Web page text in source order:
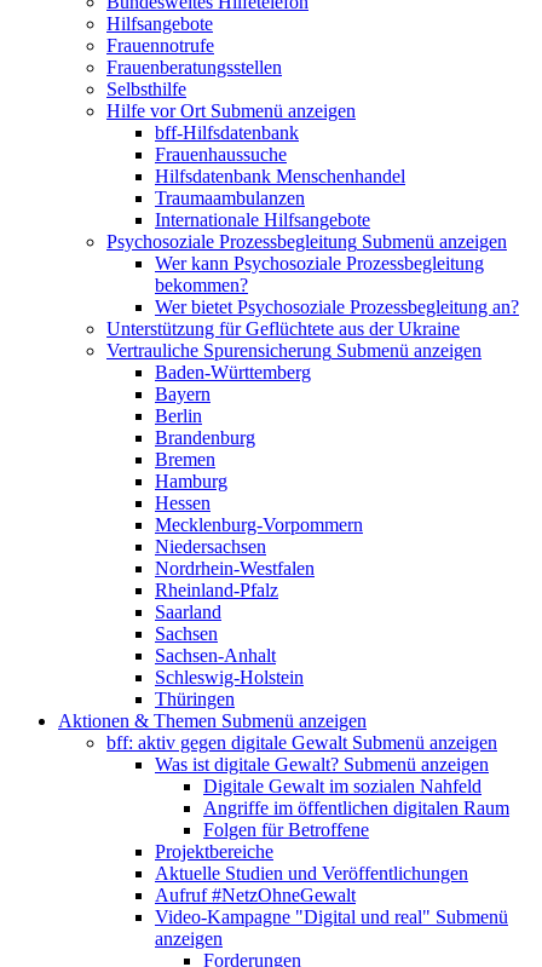
Hilfsangebote
Frauennotrufe
Frauenberatungsstellen
Selbsthilfe
Hilfe vor Ort Submenü anzeigen
bff-Hilfsdatenbank
Frauenhaussuche
Hilfsdatenbank Menschenhandel
Traumaambulanzen
Internationale Hilfsangebote
Psychosoziale Prozessbegleitung Submenü anzeigen
Wer kann Psychosoziale Prozessbegleitung
bekommen?
Wer bietet Psychosoziale Prozessbegleitung an?
Unterstützung für Geflüchtete aus der Ukraine
Vertrauliche Spurensicherung Submenü anzeigen
Baden-Württemberg
Bayern
Berlin
Brandenburg
Bremen
Hamburg
Hessen
Mecklenburg-Vorpommern
Niedersachsen
Nordrhein-Westfalen
Rheinland-Pfalz
Saarland
Sachsen
Sachsen-Anhalt
Schleswig-Holstein
Thüringen
Aktionen & Themen Submenü anzeigen
bff: aktiv gegen digitale Gewalt Submenü anzeigen
Was ist digitale Gewalt? Submenü anzeigen
Digitale Gewalt im sozialen Nahfeld
Angriffe im öffentlichen digitalen Raum
Folgen für Betroffene
Projektbereiche
Aktuelle Studien und Veröffentlichungen
Aufruf #NetzOhneGewalt
Video-Kampagne "Digital und real" Submenü
anzeigen
Forderungen